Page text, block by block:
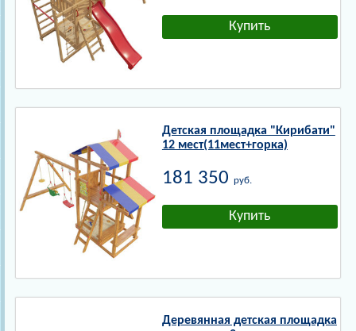
Детская площадка "Кирибати"
12 мест(11мест+горка)
181 350 руб.
Деревянная детская площадка